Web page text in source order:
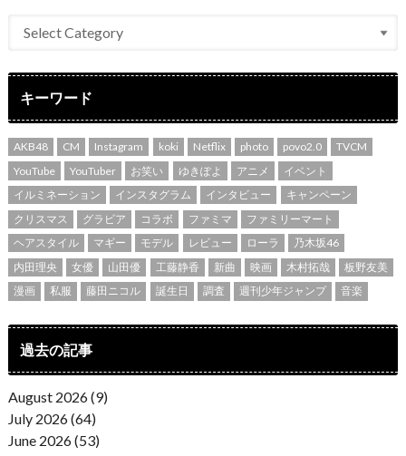
キーワード
AKB48 CM Instagram koki Netflix photo povo2.0
TVCM
YouTube
YouTuber お笑い ゆきぽよ アニメ
イベント
イルミネーション
インスタグラム インタビュー
キャンペーン
クリスマス
グラビア コラボ ファミマ
ファミリーマート
ヘアスタイル
マギー モデル レビュー ローラ
乃木坂46
内田理央
女優 山田優 工藤静香 新曲 映画 木村拓哉
板野友美
漫画
私服 藤田ニコル 誕生日 調査 週刊少年ジャンプ 音楽
過去の記事
August 2026 (9)
July 2026 (64)
June 2026 (53)